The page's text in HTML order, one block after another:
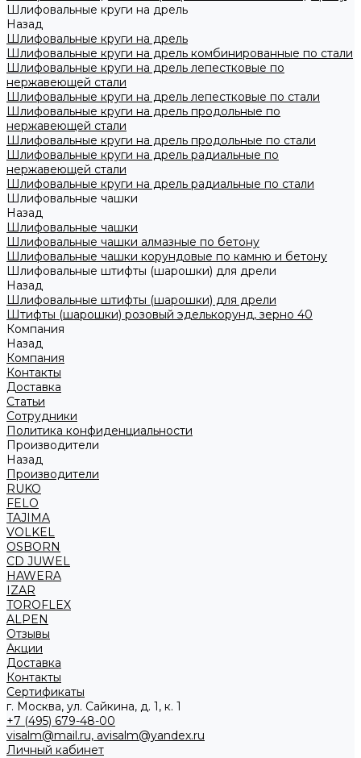
Шлифовальные круги на дрель
Назад
Шлифовальные круги на дрель
Шлифовальные круги на дрель комбинированные по стали
Шлифовальные круги на дрель лепестковые по
нержавеющей стали
Шлифовальные круги на дрель лепестковые по стали
Шлифовальные круги на дрель продольные по
нержавеющей стали
Шлифовальные круги на дрель продольные по стали
Шлифовальные круги на дрель радиальные по
нержавеющей стали
Шлифовальные круги на дрель радиальные по стали
Шлифовальные чашки
Назад
Шлифовальные чашки
Шлифовальные чашки алмазные по бетону
Шлифовальные чашки корундовые по камню и бетону
Шлифовальные штифты (шарошки) для дрели
Назад
Шлифовальные штифты (шарошки) для дрели
Штифты (шарошки) розовый эделькорунд, зерно 40
Компания
Назад
Компания
Контакты
Доставка
Статьи
Сотрудники
Политика конфиденциальности
Производители
Назад
Производители
RUKO
FELO
TAJIMA
VOLKEL
OSBORN
CD JUWEL
HAWERA
IZAR
TOROFLEX
ALPEN
Отзывы
Акции
Доставка
Контакты
Сертификаты
г. Москва, ул. Сайкина, д. 1, к. 1
+7 (495) 679-48-00
visalm@mail.ru, avisalm@yandex.ru
Личный кабинет